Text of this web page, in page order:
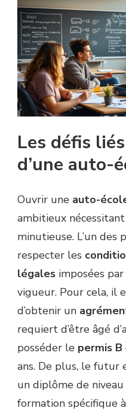
Les défis
d’une auto-
Ouvrir une auto-
ambitieux
minutieuse. L’un des
respecter les
légales imposées
vigueur. Pour cela, il
d’obtenir un
requiert d’être âgé
posséder le permis B
ans. De plus, le futur
un diplôme de
formation spécifique